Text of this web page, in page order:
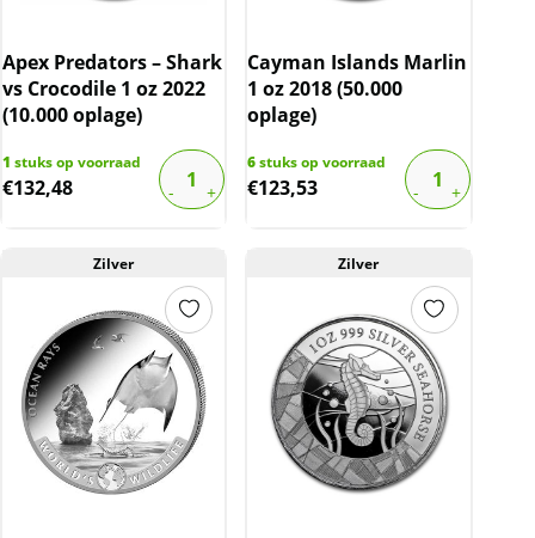
Apex Predators – Shark
vs Crocodile 1 oz 2022
(10.000 oplage)
1 stuks op voorraad
€132,48
Cayman Islands Marlin
1 oz 2018 (50.000
oplage)
6stuks op voorraad
€123,53
Zilver Zilver